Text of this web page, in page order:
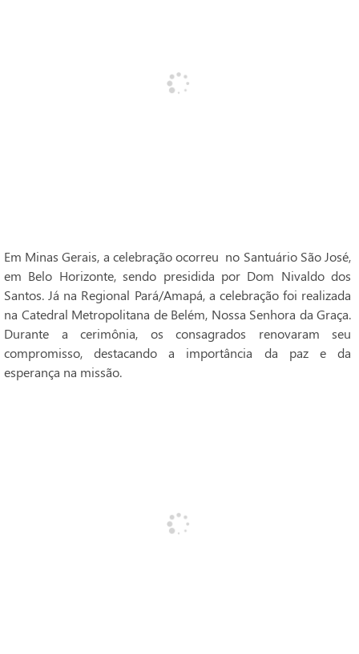
Em Minas Gerais, a celebração ocorreu no Santuário São José,
em Belo Horizonte, sendo presidida por Dom Nivaldo dos
Santos. Já na Regional Pará/Amapá, a celebração foi realizada
na Catedral Metropolitana de Belém, Nossa Senhora da Graça.
Durante a cerimônia, os consagrados renovaram seu
compromisso, destacando a importância da paz e da
esperança na missão.